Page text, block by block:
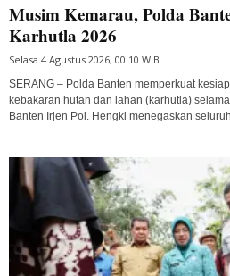
Musim Kemarau, Polda
Karhutla 2026
Selasa 4 Agustus 2026, 00:10 WIB
SERANG – Polda Banten memperkuat
kebakaran hutan dan lahan (karhutla)
Banten Irjen Pol. Hengki menegaskan seluruh